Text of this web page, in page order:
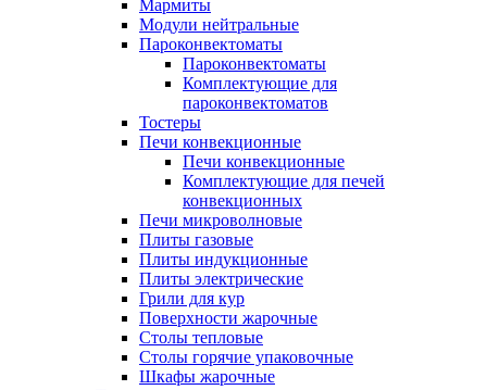
Мармиты
Модули нейтральные
Пароконвектоматы
Пароконвектоматы
Комплектующие для
пароконвектоматов
Тостеры
Печи конвекционные
Печи конвекционные
Комплектующие для печей
конвекционных
Печи микроволновые
Плиты газовые
Плиты индукционные
Плиты электрические
Грили для кур
Поверхности жарочные
Столы тепловые
Столы горячие упаковочные
Шкафы жарочные